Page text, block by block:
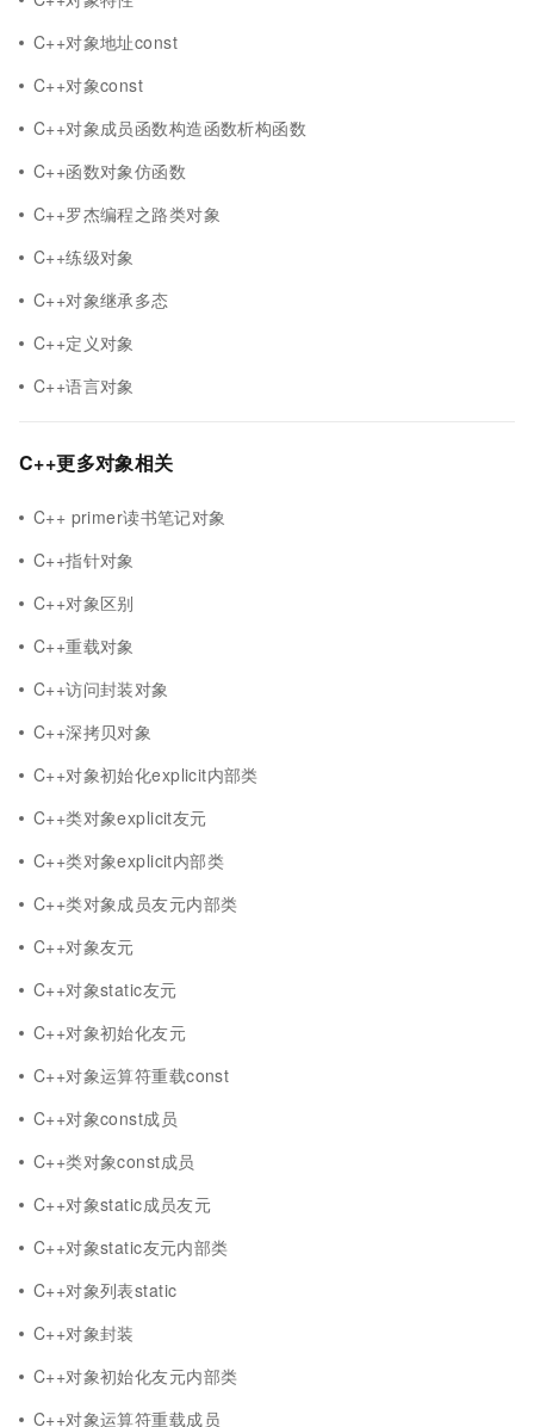
C++对象地址const
C++对象const
C++对象成员函数构造函数析构函数
C++函数对象仿函数
C++罗杰编程之路类对象
C++练级对象
C++对象继承多态
C++定义对象
C++语言对象
C++更多对象相关
C++ primer读书笔记对象
C++指针对象
C++对象区别
C++重载对象
C++访问封装对象
C++深拷贝对象
C++对象初始化explicit内部类
C++类对象explicit友元
C++类对象explicit内部类
C++类对象成员友元内部类
C++对象友元
C++对象static友元
C++对象初始化友元
C++对象运算符重载const
C++对象const成员
C++类对象const成员
C++对象static成员友元
C++对象static友元内部类
C++对象列表static
C++对象封装
C++对象初始化友元内部类
C++对象运算符重载成员